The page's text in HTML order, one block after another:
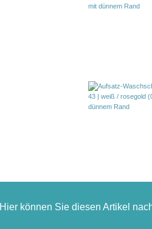
Hier können Sie diesen Artikel